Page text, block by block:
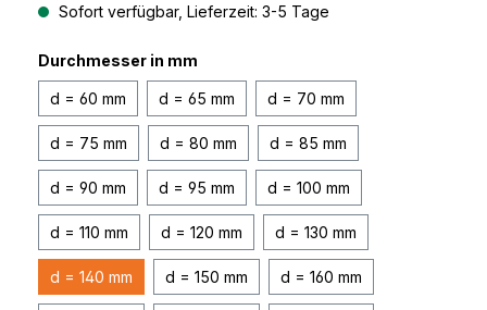
Sofort verfügbar, Lieferzeit: 3-5 Tage
Durchmesser in mm
d = 60 mm d = 65 mm d = 70 mm
d = 75 mm d = 80 mm d = 85 mm
d = 90 mm d = 95 mm d = 100 mm
d = 110 mm d = 120 mm d = 130 mm
d = 140 mm d = 150 mm d = 160 mm